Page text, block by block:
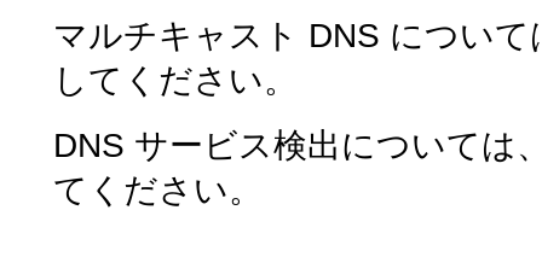
マルチキャスト DNS について
してください。
DNS サービス検出については
てください。